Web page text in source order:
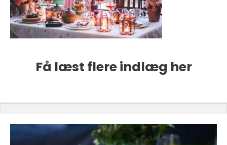
Få læst flere indlæg her